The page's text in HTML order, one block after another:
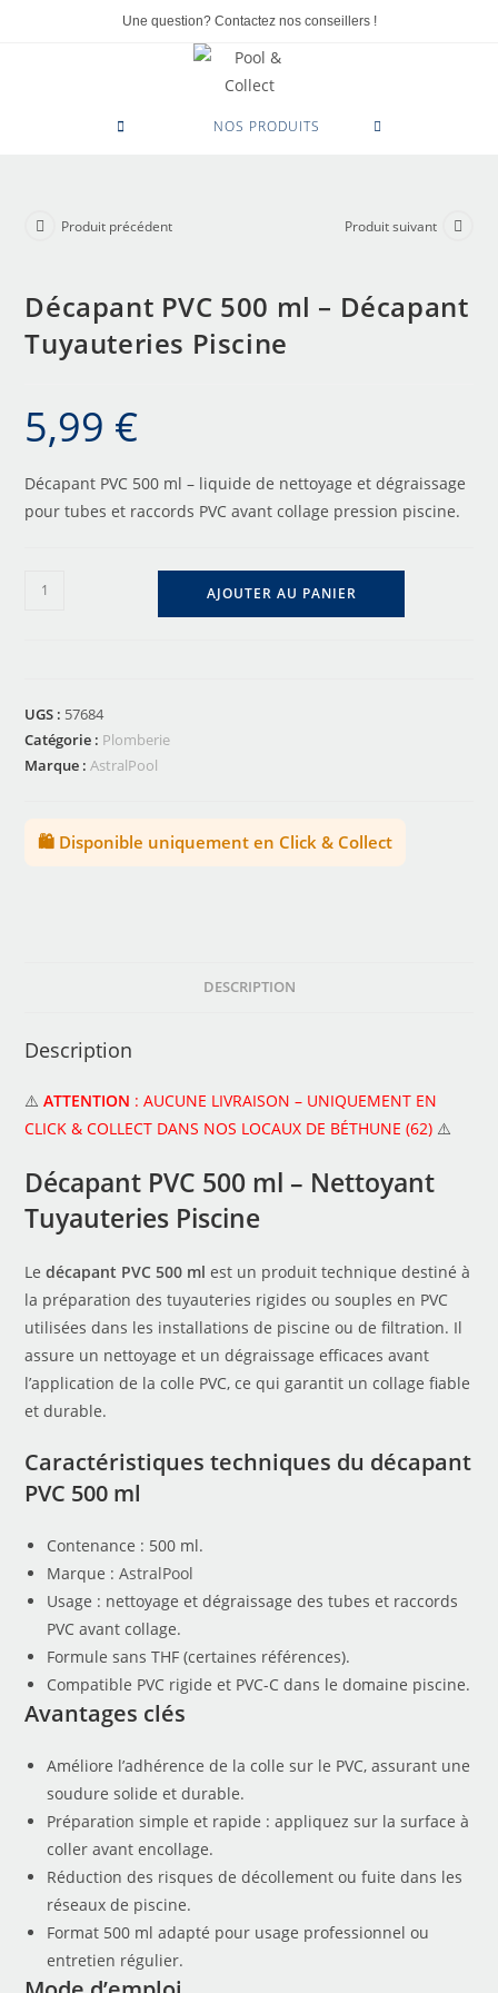
Une question? Contactez nos conseillers !
NOS PRODUITS
Produit précédent Produit suivant
Décapant PVC 500 ml – Décapant
Tuyauteries Piscine
5,99 €
Décapant PVC 500 ml – liquide de nettoyage et dégraissage
pour tubes et raccords PVC avant collage pression piscine.
AJOUTER AU PANIER
UGS : 57684
Catégorie : Plomberie
Marque :AstralPool
🛍️ Disponible uniquement en Click & Collect
DESCRIPTION
Description
⚠️ATTENTION : AUCUNE LIVRAISON – UNIQUEMENT EN
CLICK & COLLECT DANS NOS LOCAUX DE BÉTHUNE (62) ⚠️
Décapant PVC 500 ml – Nettoyant
Tuyauteries Piscine
Ledécapant PVC 500 mlest un produit technique destiné à
la préparation des tuyauteries rigides ou souples en PVC
utilisées dans les installations de piscine ou de filtration. Il
assure un nettoyage et un dégraissage efficaces avant
l’application de la colle PVC, ce qui garantit un collage fiable
et durable.
Caractéristiques techniques du décapant
PVC 500 ml
Contenance : 500 ml.
Marque :AstralPool
Usage : nettoyage et dégraissage des tubes et raccords
PVC avant collage.
Formule sans THF (certaines références).
Compatible PVC rigide et PVC-C dans le domaine piscine.
Avantages clés
Améliore l’adhérence de la colle sur le PVC, assurant une
soudure solide et durable.
Préparation simple et rapide : appliquez sur la surface à
coller avant encollage.
Réduction des risques de décollement ou fuite dans les
réseaux de piscine.
Format 500 ml adapté pour usage professionnel ou
entretien régulier.